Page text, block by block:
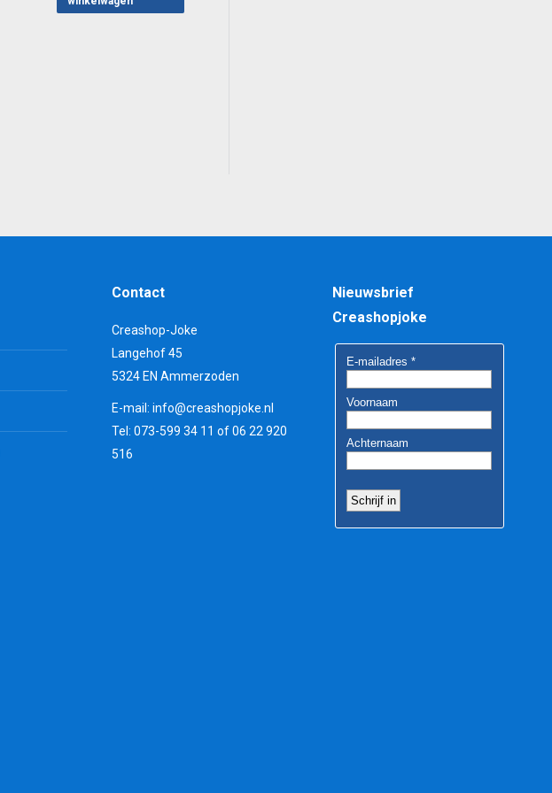
€ 0,80.€ 0,25.
Contact
Creashop-Joke
Langehof 45
5324 EN Ammerzoden
E-mail: info@creashopjoke.nl
Tel: 073-599 34 11 of 06 22 920
516
Nieuwsbrief
Creashopjoke